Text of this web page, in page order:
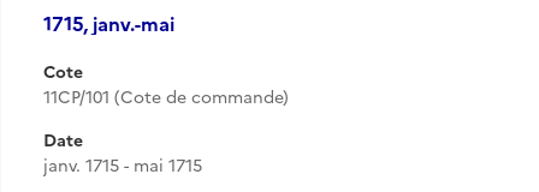
1715, janv.-mai
Cote
11CP/101 (Cote de commande)
Date
janv. 1715 - mai 1715